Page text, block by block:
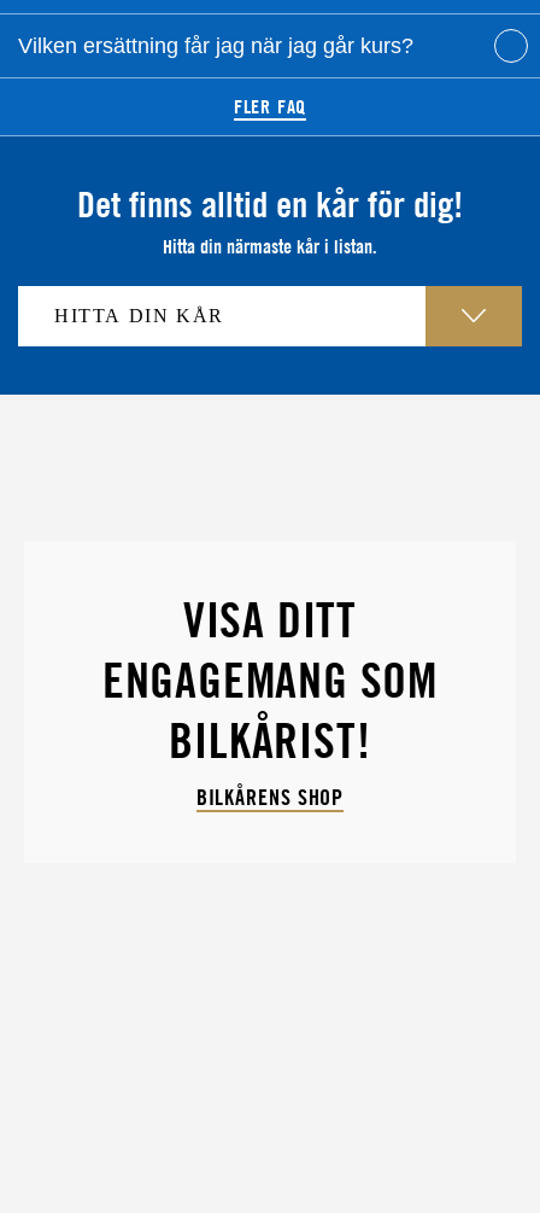
Vilken ersättning får jag när jag går kurs?
FLER FAQ
Det finns alltid en kår för dig!
Hitta din närmaste kår i listan.
VISA DITT
ENGAGEMANG SOM
BILKÅRIST!
BILKÅRENS SHOP